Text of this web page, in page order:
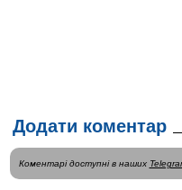
Додати коментар
Коментарі доступні в наших